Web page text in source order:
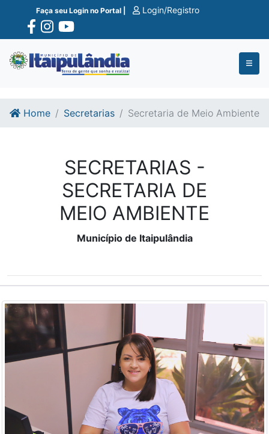
Ir para o conte�do
Ir para o fim do conte�do
Faça seu Login no Portal | Login/Registro
Home Secretarias Secretaria de Meio Ambiente
SECRETARIAS -
SECRETARIA DE
MEIO AMBIENTE
Município de Itaipulândia